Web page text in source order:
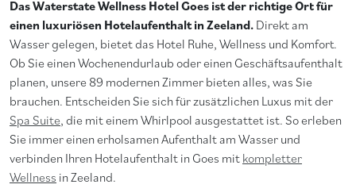
Das Waterstate Wellness Hotel Goes ist der richtige Ort für
einen luxuriösen Hotelaufenthalt in Zeeland. Direkt am
Wasser gelegen, bietet das Hotel Ruhe, Wellness und Komfort.
Ob Sie einen Wochenendurlaub oder einen Geschäftsaufenthalt
planen, unsere 89 modernen Zimmer bieten alles, was Sie
brauchen. Entscheiden Sie sich für zusätzlichen Luxus mit der
Spa Suite, die mit einem Whirlpool ausgestattet ist. So erleben
Sie immer einen erholsamen Aufenthalt am Wasser und
verbinden Ihren Hotelaufenthalt in Goes mit kompletter
Wellness in Zeeland.